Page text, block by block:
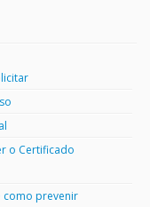
o Certificado
como prevenir